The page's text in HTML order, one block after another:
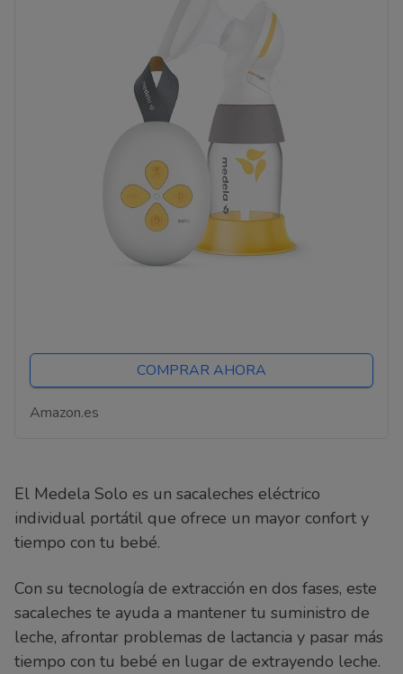
COMPRAR AHORA
Amazon.es
El Medela Solo es un sacaleches eléctrico
individual portátil que ofrece un mayor confort y
tiempo con tu bebé.
Con su tecnología de extracción en dos fases, este
sacaleches te ayuda a mantener tu suministro de
leche, afrontar problemas de lactancia y pasar más
tiempo con tu bebé en lugar de extrayendo leche.